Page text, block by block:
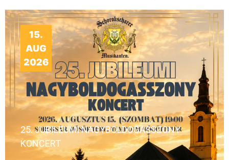
15.
AUG
2026
25. JUBILEUMI NAGYBOLDOGASSZONY
KONCERT